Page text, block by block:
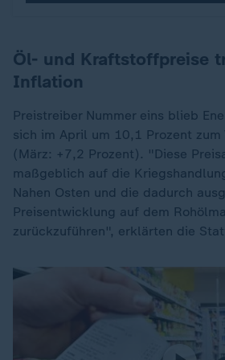
Öl- und Kraftstoffpreise
Inflation
Preistreiber Nummer eins blieb
sich im April um 10,1 Prozent zum
(März: +7,2 Prozent). "Diese
maßgeblich auf die
Nahen Osten und die dadurch
Preisentwicklung auf dem
zurückzuführen", erklärten die